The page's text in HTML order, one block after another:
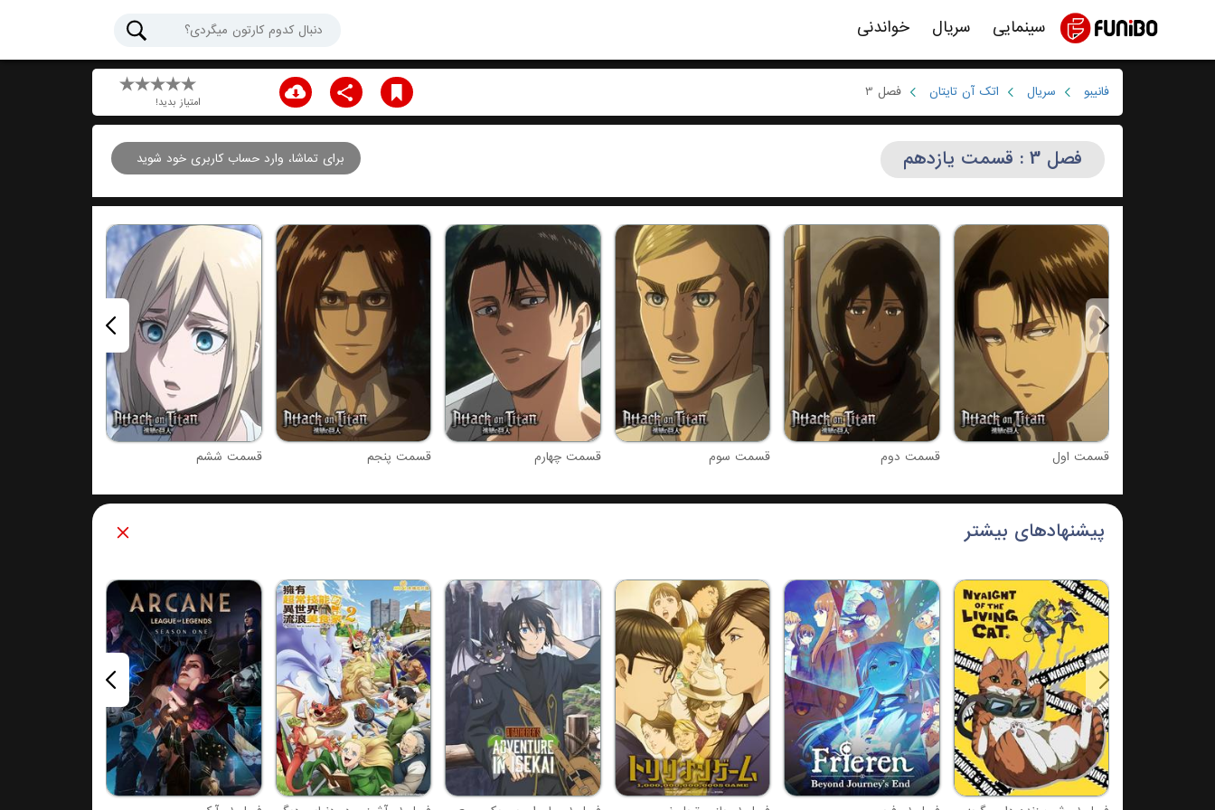
سینمایی سریال خواندنی
فانیبو سریال اتک آن تایتان فصل 3
امتیاز بدید!
فصل 3 : قسمت یازدهم برای تماشا، وارد حساب کاربری خود شوید
قسمت اول قسمت دوم قسمت سوم قسمت چهارم قسمت پنجم قسمت ششم
پیشنهادهای بیشتر